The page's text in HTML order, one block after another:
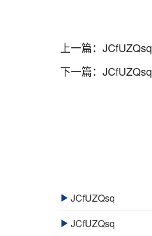
上一篇： JCfUZQsq
下一篇： JCfUZQsq
JCfUZQsq
JCfUZQsq